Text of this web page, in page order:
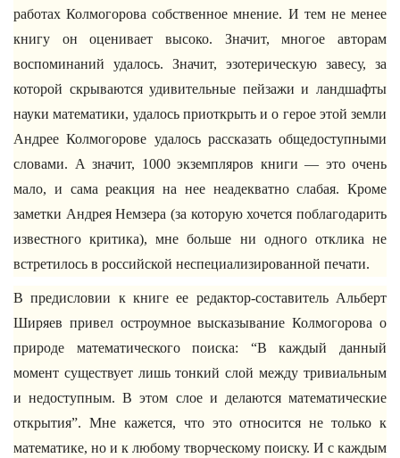
работах Колмогорова собственное мнение. И тем не менее
книгу он оценивает высоко. Значит, многое авторам
воспоминаний удалось. Значит, эзотерическую завесу, за
которой скрываются удивительные пейзажи и ландшафты
науки математики, удалось приоткрыть и о герое этой земли
Андрее Колмогорове удалось рассказать общедоступными
словами. А значит, 1000 экземпляров книги — это очень
мало, и сама реакция на нее неадекватно слабая. Кроме
заметки Андрея Немзера (за которую хочется поблагодарить
известного критика), мне больше ни одного отклика не
встретилось в российской неспециализированной печати.
В предисловии к книге ее редактор-составитель Альберт
Ширяев привел остроумное высказывание Колмогорова о
природе математического поиска: “В каждый данный
момент существует лишь тонкий слой между тривиальным
и недоступным. В этом слое и делаются математические
открытия”. Мне кажется, что это относится не только к
математике, но и к любому творческому поиску. И с каждым